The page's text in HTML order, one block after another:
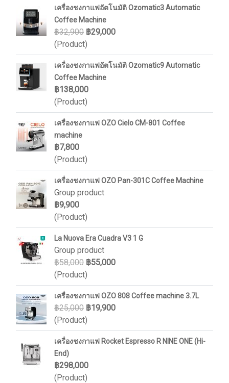
เครื่องชงกาแฟอัตโนมัติ Ozomatic3 Automatic
Coffee Machine
฿32,900 ฿29,000
(Product)
เครื่องชงกาแฟอัตโนมัติ Ozomatic9 Automatic
Coffee Machine
฿138,000
(Product)
เครื่องชงกาแฟ OZO Cielo CM-801 Coffee
machine
฿7,800
(Product)
เครื่องชงกาแฟ OZO Pan-301C Coffee Machine
Group product
฿9,900
(Product)
La Nuova Era Cuadra V3 1 G
Group product
฿58,000 ฿55,000
(Product)
เครื่องชงกาแฟ OZO 808 Coffee machine 3.7L
฿25,000 ฿19,900
(Product)
เครื่องชงกาแฟ Rocket Espresso R NINE ONE (Hi-
End)
฿298,000
(Product)